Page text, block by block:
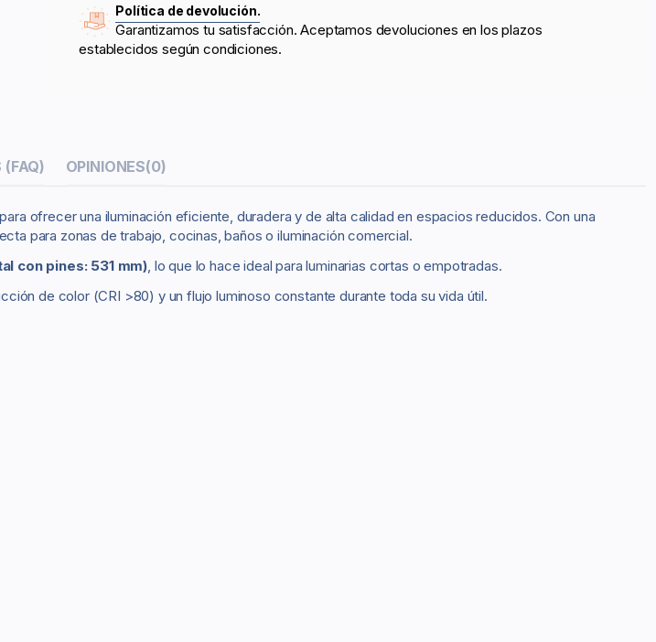
Política de devolución.
Garantizamos tu satisfacción. Aceptamos devoluciones en los plazos
establecidos según condiciones.
(FAQ) OPINIONES(0)
ofrecer una iluminación eficiente, duradera y de alta calidad en espacios reducidos. Con una
para zonas de trabajo, cocinas, baños o iluminación comercial.
con pines: 531 mm), lo que lo hace ideal para luminarias cortas o empotradas.
de color (CRI >80) y un flujo luminoso constante durante toda su vida útil.